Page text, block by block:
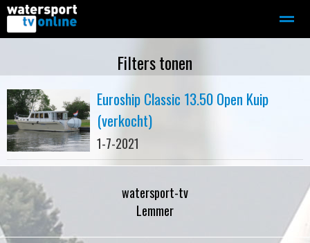
Motorboot-sloep Adverteren
Home
Filters tonen
Euroship Classic 13.50 Open Kuip
(verkocht)
1-7-2021
watersport-tv
Lemmer